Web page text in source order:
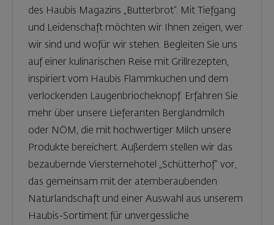
des Haubis Magazins „Butterbrot“. Mit Tiefgang
und Leidenschaft möchten wir Ihnen zeigen, wer
wir sind und wofür wir stehen. Begleiten Sie uns
auf einer kulinarischen Reise mit Grillrezepten,
inspiriert vom Haubis Flammkuchen und dem
verlockenden Laugenbriocheknopf. Erfahren Sie
mehr über unsere Lieferanten Berglandmilch
oder NÖM, die mit hochwertiger Milch unsere
Produkte bereichert. Außerdem stellen wir das
bezaubernde Viersternehotel „Schütterhof“ vor,
das gemeinsam mit der atemberaubenden
Naturlandschaft und einer Auswahl aus unserem
Haubis-Sortiment für unvergessliche